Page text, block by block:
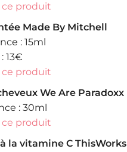
ce produit
Made By Mitchell
: 15ml
13€
ce produit
We Are Paradoxx
: 30ml
ce produit
la vitamine C ThisWorks